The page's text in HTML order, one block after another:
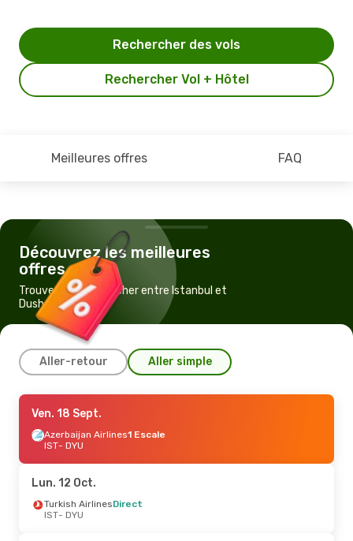
Rechercher Vol + Hôtel
Rechercher des vols
Meilleures offres FAQ
Découvrez les meilleures
offres
Trouvez un vol pas cher entre Istanbul et
Dushanbe
Aller-retour Aller simple
Jeu. 10 Sept.
Azerbaijan Airlines1 Escale
IST- DYU
DYU- IST
Lun. 24 Août- Lun. 31 Août
Ven. 18 Sept.
Azerbaijan Airlines1 Escale
IST- DYU
Lun. 12 Oct.
Turkish AirlinesDirect
IST- DYU